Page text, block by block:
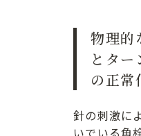
物理的
とタ
の正常
針の刺激に
いでいる角